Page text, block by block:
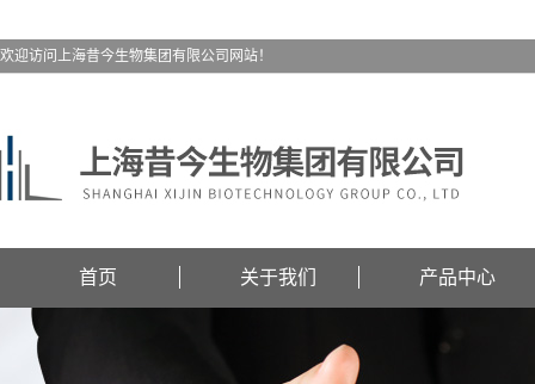
欢迎访问上海昔今生物集团有限公司网站！
首页 关于我们 产品中心